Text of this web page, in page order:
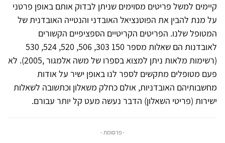
קיימים למשל פריטים מסוימים שניתן לבדוק אותם באופן פרטני
על מנת להבין את הפוטנציאל האובדני והנטייה האובדנית של
המטופל שלנו. הפריטים הקריטיים הספציפיים הקשורים
לאובדנות הם שאלות מספר 150 303, 506, 520, 524, 530
(רשימות מלאות ניתן למצוא בספרו של משה אלמגור ,2005). לא
פעם מטופלים מתקשים לספר לנו באופן ישיר על אודות
מחשבותיהם האובדניות, אולם כחלק משאלון וכתשובה לשאלות
ישירות (פריטי השאלון) הדבר נעשה מעט קל יותר עבורם.
- פרסומת -